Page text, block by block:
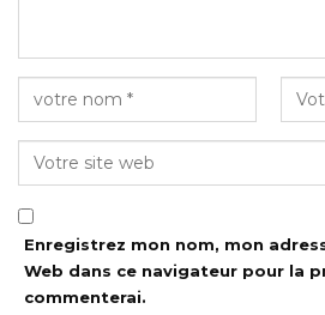
Enregistrez mon nom, mon
Web dans ce navigateur pour la
commenterai.